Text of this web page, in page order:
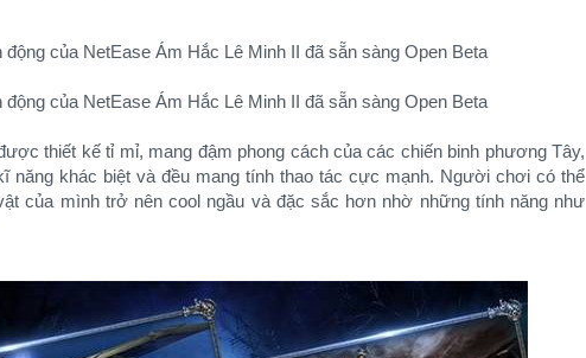
thiết kế tỉ mỉ, mang đậm phong cách của các chiến binh phương Tây,
năng khác biệt và đều mang tính thao tác cực mạnh. Người chơi có thể
của mình trở nên cool ngầu và đặc sắc hơn nhờ những tính năng như